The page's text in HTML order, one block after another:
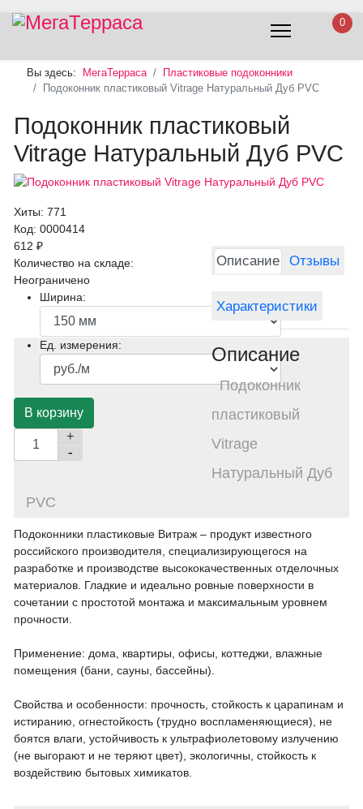
0
Вы здесь: МегаТерраса
Пластиковые подоконники
Подоконник пластиковый Vitrage Натуральный Дуб PVC
Подоконник пластиковый
Vitrage Натуральный Дуб PVC
Хиты: 771
Код: 0000414
612 ₽
Количество на складе:
Неограничено
Ширина:
Ед. измерения:
+
-
Описание Отзывы
Характеристики
Описание
Подоконник
пластиковый
Vitrage
Натуральный Дуб
PVC
Подоконники пластиковые Витраж – продукт известного
российского производителя, специализирующегося на
разработке и производстве высококачественных отделочных
материалов. Гладкие и идеально ровные поверхности в
сочетании с простотой монтажа и максимальным уровнем
прочности.
Применение: дома, квартиры, офисы, коттеджи, влажные
помещения (бани, сауны, бассейны).
Свойства и особенности: прочность, стойкость к царапинам и
истиранию, огнестойкость (трудно воспламеняющиеся), не
боятся влаги, устойчивость к ультрафиолетовому излучению
(не выгорают и не теряют цвет), экологичны, cтойкость к
воздействию бытовых химикатов.